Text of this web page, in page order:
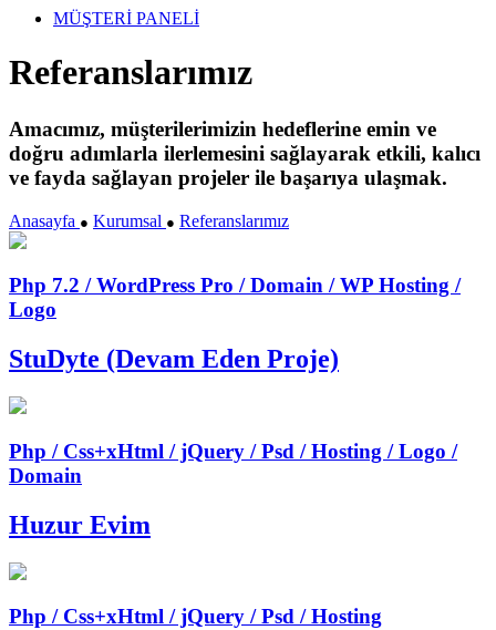
MÜŞTERİ PANELİ
Referanslarımız
Amacımız, müşterilerimizin hedeflerine emin ve
doğru adımlarla ilerlemesini sağlayarak etkili, kalıcı
ve fayda sağlayan projeler ile başarıya ulaşmak.
Anasayfa ● Kurumsal ● Referanslarımız
Php 7.2 / WordPress Pro / Domain / WP Hosting /
Logo
StuDyte (Devam Eden Proje)
Php / Css+xHtml / jQuery / Psd / Hosting / Logo /
Domain
Huzur Evim
Php / Css+xHtml / jQuery / Psd / Hosting